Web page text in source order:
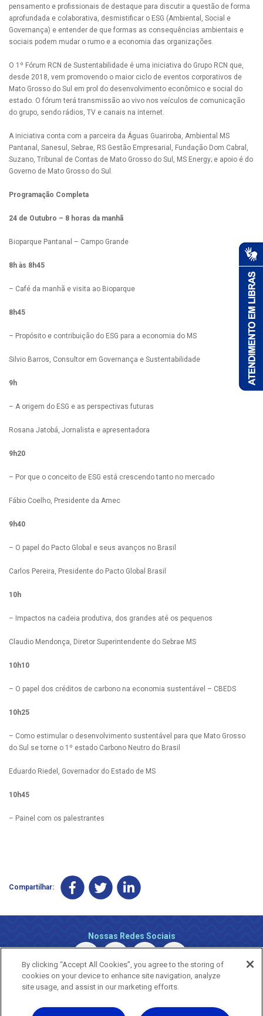
pensamento e profissionais de destaque para discutir a questão de forma
aprofundada e colaborativa, desmistificar o ESG (Ambiental, Social e
Governança) e entender de que formas as consequências ambientais e
sociais podem mudar o rumo e a economia das organizações.
O 1º Fórum RCN de Sustentabilidade é uma iniciativa do Grupo RCN que,
desde 2018, vem promovendo o maior ciclo de eventos corporativos de
Mato Grosso do Sul em prol do desenvolvimento econômico e social do
estado. O fórum terá transmissão ao vivo nos veículos de comunicação
do grupo, sendo rádios, TV e canais na internet.
A iniciativa conta com a parceira da Águas Guariroba, Ambiental MS
Pantanal, Sanesul, Sebrae, RS Gestão Empresarial, Fundação Dom Cabral,
Suzano, Tribunal de Contas de Mato Grosso do Sul, MS Energy; e apoio é do
Governo de Mato Grosso do Sul.
Programação Completa
24 de Outubro – 8 horas da manhã
Bioparque Pantanal – Campo Grande
8h às 8h45
– Café da manhã e visita ao Bioparque
8h45
– Propósito e contribuição do ESG para a economia do MS
Silvio Barros, Consultor em Governança e Sustentabilidade
9h
– A origem do ESG e as perspectivas futuras
Rosana Jatobá, Jornalista e apresentadora
9h20
– Por que o conceito de ESG está crescendo tanto no mercado
Fábio Coelho, Presidente da Amec
9h40
– O papel do Pacto Global e seus avanços no Brasil
Carlos Pereira, Presidente do Pacto Global Brasil
10h
– Impactos na cadeia produtiva, dos grandes até os pequenos
Claudio Mendonça, Diretor Superintendente do Sebrae MS
10h10
– O papel dos créditos de carbono na economia sustentável – CBEDS
10h25
– Como estimular o desenvolvimento sustentável para que Mato Grosso
do Sul se torne o 1º estado Carbono Neutro do Brasil
Eduardo Riedel, Governador do Estado de MS
10h45
– Painel com os palestrantes
Compartilhar:
Nossas Redes Sociais
By clicking “Accept All Cookies”, you agree to the storing of
cookies on your device to enhance site navigation, analyze
site usage, and assist in our marketing efforts.